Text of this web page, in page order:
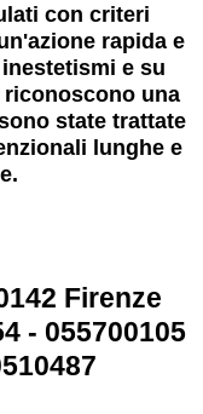
con criteri
rapida e
e su
una
state trattate
lunghe e
Firenze
- 055700105